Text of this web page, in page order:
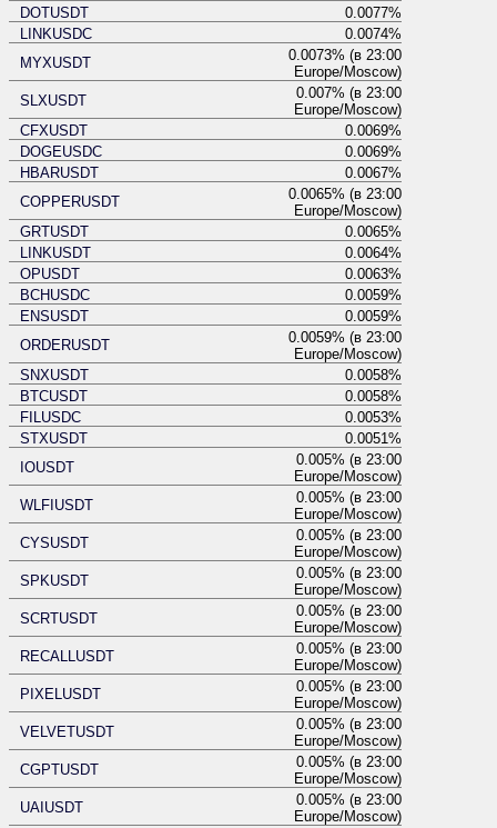
DOTUSDT
0.0077%
LINKUSDC
0.0074%
MYXUSDT
0.0073% (в 23:00
Europe/Moscow)
SLXUSDT
0.007% (в 23:00
Europe/Moscow)
CFXUSDT
0.0069%
DOGEUSDC
0.0069%
HBARUSDT
0.0067%
COPPERUSDT
0.0065% (в 23:00
Europe/Moscow)
GRTUSDT
0.0065%
LINKUSDT
0.0064%
OPUSDT
0.0063%
BCHUSDC
0.0059%
ENSUSDT
0.0059%
ORDERUSDT
0.0059% (в 23:00
Europe/Moscow)
SNXUSDT
0.0058%
BTCUSDT
0.0058%
FILUSDC
0.0053%
STXUSDT
0.0051%
IOUSDT
0.005% (в 23:00
Europe/Moscow)
WLFIUSDT
0.005% (в 23:00
Europe/Moscow)
CYSUSDT
0.005% (в 23:00
Europe/Moscow)
SPKUSDT
0.005% (в 23:00
Europe/Moscow)
SCRTUSDT
0.005% (в 23:00
Europe/Moscow)
RECALLUSDT
0.005% (в 23:00
Europe/Moscow)
PIXELUSDT
0.005% (в 23:00
Europe/Moscow)
VELVETUSDT
0.005% (в 23:00
Europe/Moscow)
CGPTUSDT
0.005% (в 23:00
Europe/Moscow)
UAIUSDT
0.005% (в 23:00
Europe/Moscow)